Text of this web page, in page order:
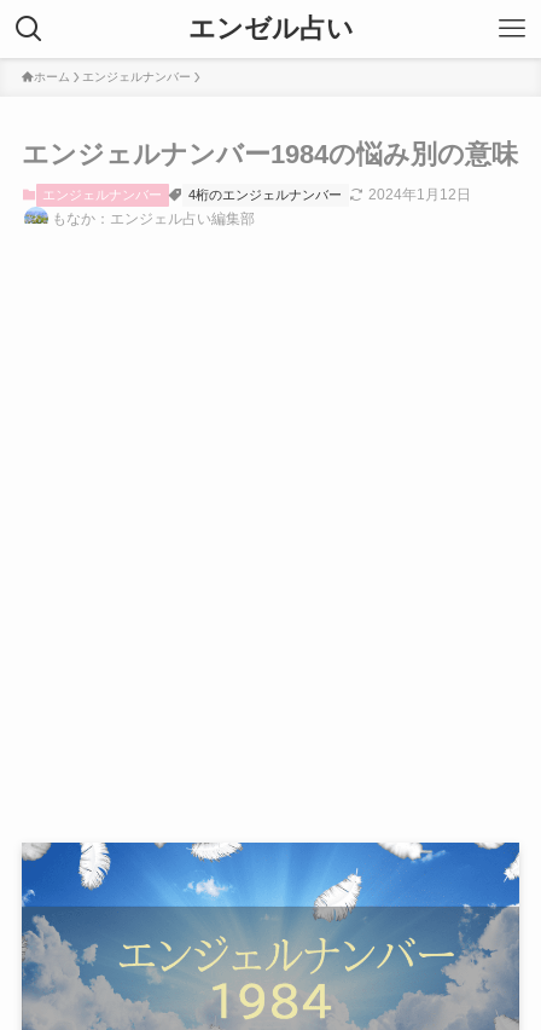
エンゼル占い
ホーム エンジェルナンバー
エンジェルナンバー1984の悩み別の意味
エンジェルナンバー 4桁のエンジェルナンバー
2024年1月12日
もなか：エンジェル占い編集部